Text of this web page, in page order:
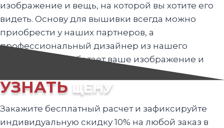
изображение и вещь, на которой вы хотите его
видеть. Основу для вышивки всегда можно
приобрести у наших партнеров, а
профессиональный дизайнер из нашего
коллектива обработает ваше изображение и
УЗНАТЬ ЦЕНУ
Закажите бесплатный расчет и зафиксируйте
индивидуальную скидку 10% на любой заказ в